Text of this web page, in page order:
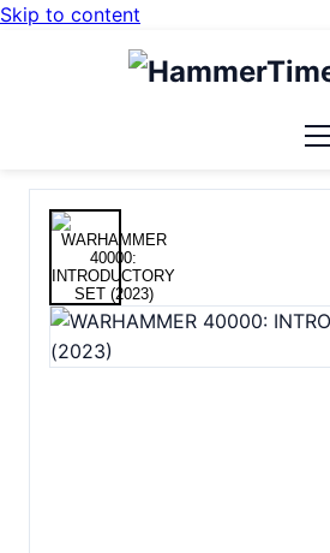
Skip to content